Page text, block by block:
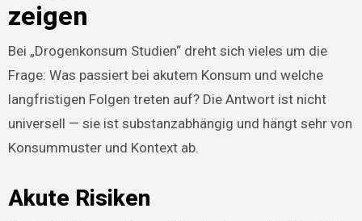
zeigen
Bei „Drogenkonsum Studien“ dreht sich vieles um die
Frage: Was passiert bei akutem Konsum und welche
langfristigen Folgen treten auf? Die Antwort ist nicht
universell — sie ist substanzabhängig und hängt sehr von
Konsummuster und Kontext ab.
Akute Risiken